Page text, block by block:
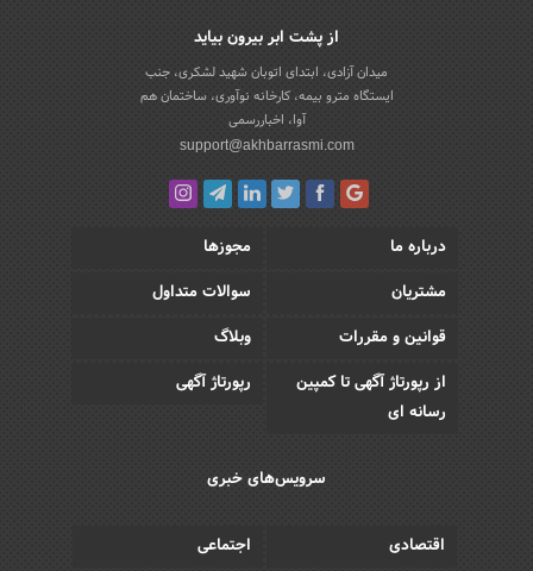
از پشت ابر بیرون بیاید
میدان آزادی، ابتدای اتوبان شهید لشکری، جنب
ایستگاه مترو بیمه، کارخانه نوآوری، ساختمان هم
آوا، اخباررسمی
support@akhbarrasmi.com
درباره ما
مجوزها
مشتریان
سوالات متداول
قوانین و مقررات
وبلاگ
از رپورتاژ آگهی تا کمپین
رسانه ای
رپورتاژ آگهی
سرویس‌های خبری
اقتصادی
اجتماعی